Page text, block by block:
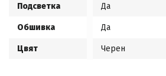
Подсветка Да
Обшивка Да
Цвят Черен